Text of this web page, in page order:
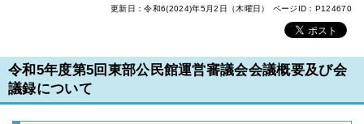
更新日：令和6(2024)年5月2日（木曜日） ページID：P124670
令和5年度第5回東部公民館運営審議会会議概要及び会
議録について